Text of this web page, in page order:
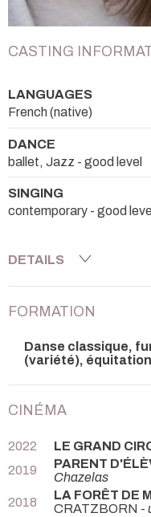
CASTING
LANGUAGES
French (native)
DANCE
ballet, Jazz - good level
SINGING
contemporary - good level
DETAILS
FORMATION
Danse classique,
(variété),
CINÉMA
2022 LE GRAND
2019
PARENT
Chazelas
2018
LA FORÊT DE
CRATZBORN -